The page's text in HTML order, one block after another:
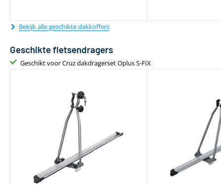
Bekijk alle geschikte dakkoffers
Geschikte fietsendragers
Geschikt voor Cruz dakdragerset Oplus S-FIX